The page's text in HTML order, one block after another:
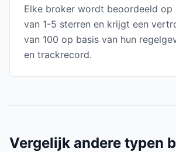
Elke broker wordt beoordeeld op
van 1-5 sterren en krijgt een
van 100 op basis van hun
en trackrecord.
Vergelijk andere typen